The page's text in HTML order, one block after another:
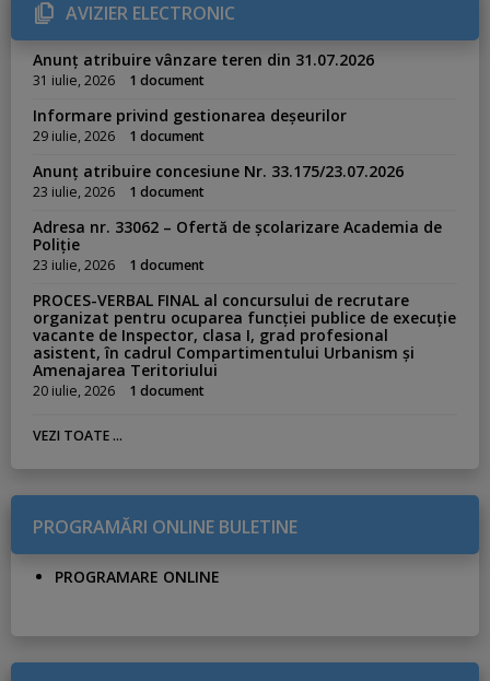
AVIZIER ELECTRONIC
Anunț atribuire vânzare teren din 31.07.2026
31 iulie, 2026 1 document
Informare privind gestionarea deșeurilor
29 iulie, 2026 1 document
Anunț atribuire concesiune Nr. 33.175/23.07.2026
23 iulie, 2026 1 document
Adresa nr. 33062 – Ofertă de școlarizare Academia de
Poliție
23 iulie, 2026 1 document
PROCES-VERBAL FINAL al concursului de recrutare
organizat pentru ocuparea funcției publice de execuție
vacante de Inspector, clasa I, grad profesional
asistent, în cadrul Compartimentului Urbanism și
Amenajarea Teritoriului
20 iulie, 2026 1 document
VEZI TOATE ...
PROGRAMĂRI ONLINE BULETINE
PROGRAMARE ONLINE